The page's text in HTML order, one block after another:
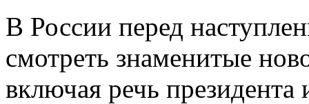
В России перед
смотреть знаменитые
включая речь